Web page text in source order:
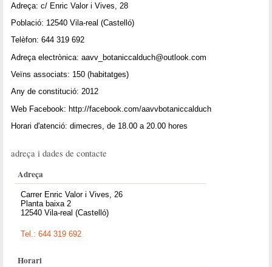
Adreça: c/ Enric Valor i Vives, 28
Població: 12540 Vila-real (Castelló)
Telèfon: 644 319 692
Adreça electrònica: aavv_botaniccalduch@outlook.com
Veïns associats: 150 (habitatges)
Any de constitució: 2012
Web Facebook: http://facebook.com/aavvbotaniccalduch
Horari d'atenció: dimecres, de 18.00 a 20.00 hores
adreça i dades de contacte
Adreça
Carrer Enric Valor i Vives, 26
Planta baixa 2
12540 Vila-real (Castelló)
Tel.: 644 319 692
Horari